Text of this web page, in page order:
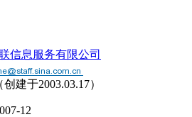
信息服务有限公司
创建于2003.03.17）
12